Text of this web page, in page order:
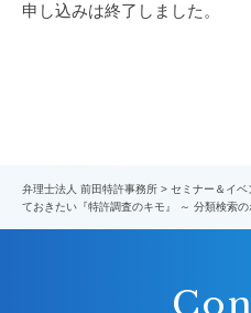
申し込みは終了しました。
弁理士法人 前田特許事務所 > セミナー＆イベ
ておきたい『特許調査のキモ』 ～ 分類検索